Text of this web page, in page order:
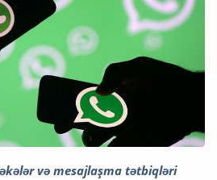
və mesajlaşma tətbiqləri